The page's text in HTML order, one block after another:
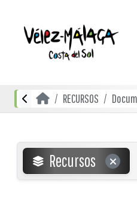
RECURSOS
Recursos